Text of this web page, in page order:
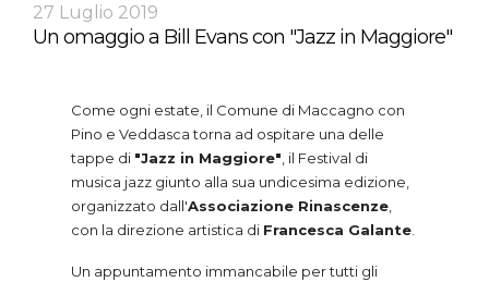
27 Luglio 2019
Un omaggio a Bill Evans con "Jazz in Maggiore"
Come ogni estate, il Comune di Maccagno con
Pino e Veddasca torna ad ospitare una delle
tappe di "Jazz in Maggiore" , il Festival di
musica jazz giunto alla sua undicesima edizione,
organizzato dall'Associazione Rinascenze
con la direzione artistica di Francesca Galante
Un appuntamento immancabile per tutti gli